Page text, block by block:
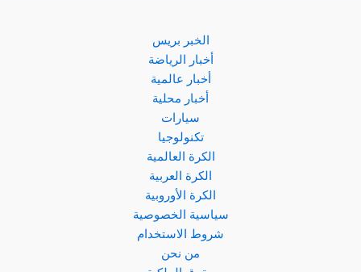
الخبر بريس
أخبار الرياضة
أخبار عالمية
أخبار محلية
سيارات
تكنولوجيا
الكرة العالمية
الكرة العربية
الكرة الأوروبية
سياسية الخصوصية
شروط الاستخدام
من نحن